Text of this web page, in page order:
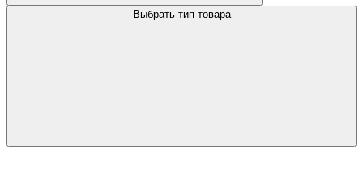
Выбрать тип товара